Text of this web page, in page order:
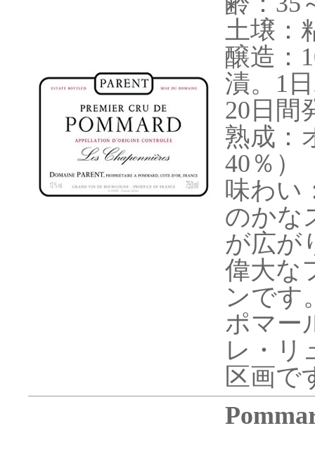
土壌：
醸造：
漬。1
20日間
熟成：
40％）
味わい
のかな
が広が
偉大な
ンです
ポマー
レ・リ
区画で